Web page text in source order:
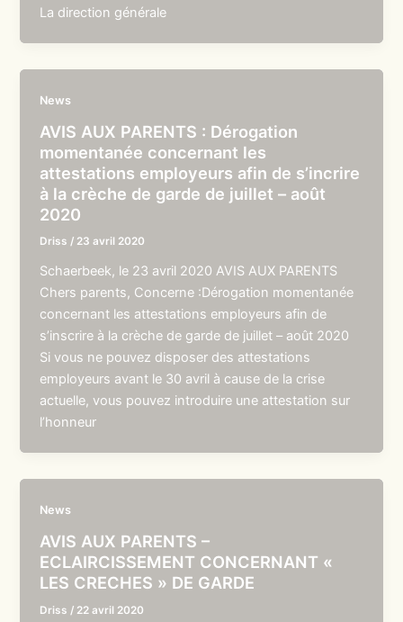
La direction générale
News
AVIS AUX PARENTS : Dérogation
momentanée concernant les
attestations employeurs afin de s’incrire
à la crèche de garde de juillet – août
2020
Driss / 23 avril 2020
Schaerbeek, le 23 avril 2020 AVIS AUX PARENTS
Chers parents, Concerne :Dérogation momentanée
concernant les attestations employeurs afin de
s’inscrire à la crèche de garde de juillet – août 2020
Si vous ne pouvez disposer des attestations
employeurs avant le 30 avril à cause de la crise
actuelle, vous pouvez introduire une attestation sur
l’honneur
News
AVIS AUX PARENTS –
ECLAIRCISSEMENT CONCERNANT «
LES CRECHES » DE GARDE
Driss / 22 avril 2020